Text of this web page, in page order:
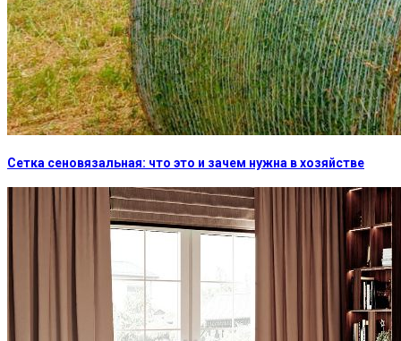
Сетка сеновязальная: что это и зачем нужна в хозяйстве